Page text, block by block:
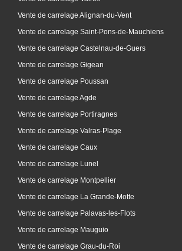
Vente de carrelage Alignan-du-Vent
Vente de carrelage Saint-Pons-de-Mauchiens
Vente de carrelage Castelnau-de-Guers
Vente de carrelage Gigean
Vente de carrelage Poussan
Vente de carrelage Agde
Vente de carrelage Portiragnes
Vente de carrelage Valras-Plage
Vente de carrelage Caux
Vente de carrelage Lunel
Vente de carrelage Montpellier
Vente de carrelage La Grande-Motte
Vente de carrelage Palavas-les-Flots
Vente de carrelage Mauguio
Vente de carrelage Grau-du-Roi